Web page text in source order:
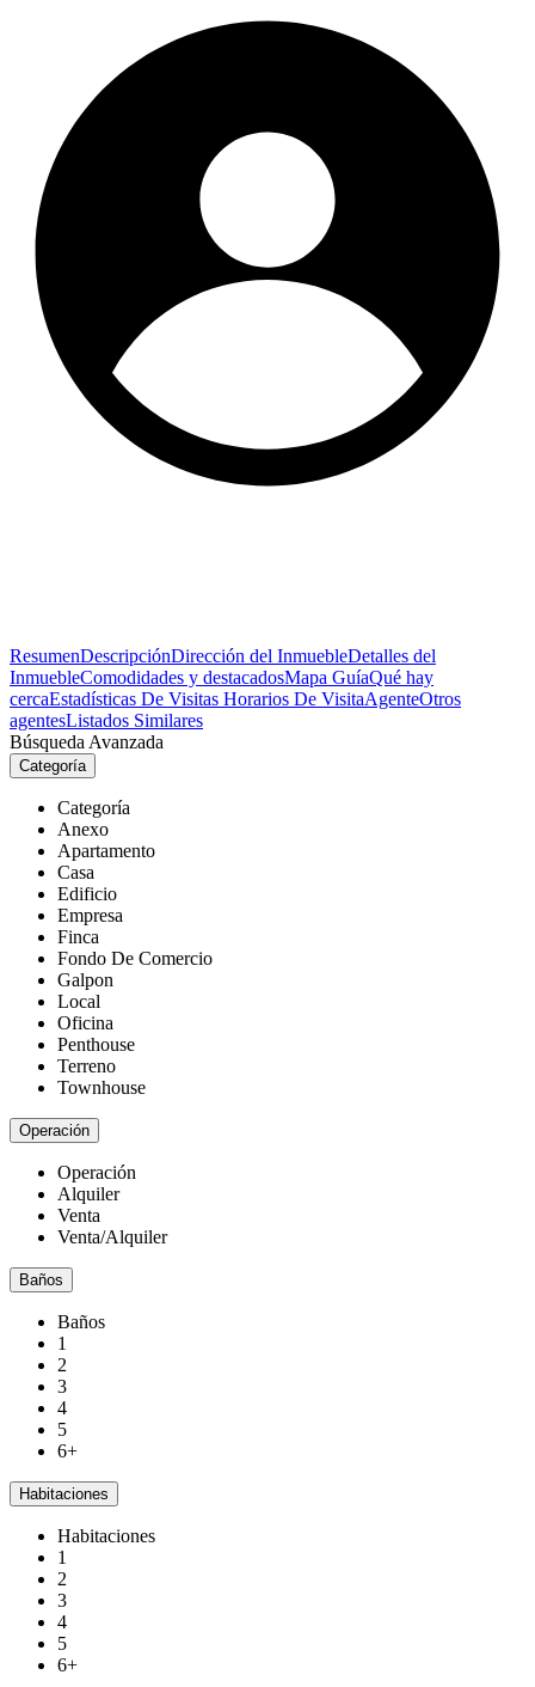
ResumenDescripciónDirección del InmuebleDetalles del
InmuebleComodidades y destacadosMapa GuíaQué hay
cercaEstadísticas De Visitas Horarios De VisitaAgenteOtros
agentesListados Similares
Búsqueda Avanzada
Categoría
Categoría
Anexo
Apartamento
Casa
Edificio
Empresa
Finca
Fondo De Comercio
Galpon
Local
Oficina
Penthouse
Terreno
Townhouse
Operación
Operación
Alquiler
Venta
Venta/Alquiler
Baños
Baños
1
2
3
4
5
6+
Habitaciones
Habitaciones
1
2
3
4
5
6+